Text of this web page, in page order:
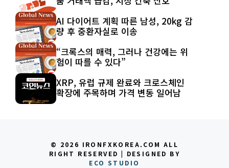
AI 다이어트 계획 따른 남성, 20kg 감
량 후 중환자실로 이송
“크록스의 매력, 그러나 건강에는 위
험이 따를 수 있다”
XRP, 유럽 규제 완료와 크로스체인
확장에 주목하며 가격 변동 일어남
© 2026 IRONFXKOREA.COM ALL
RIGHT RESERVED | DESIGNED BY
ECO STUDIO